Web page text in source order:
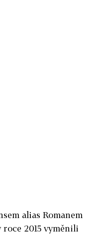
alias Romanem
roce 2015 vyměnili